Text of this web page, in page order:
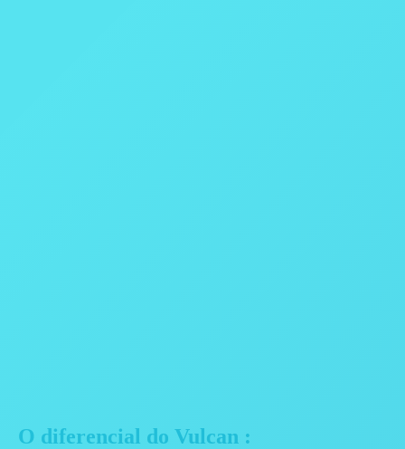
O diferencial do Vulcan :